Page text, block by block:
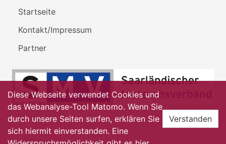
Startseite
Kontakt/Impressum
Partner
Diese Webseite verwendet Cookies und
das Webanalyse-Tool Matomo. Wenn Sie
durch unsere Seiten surfen, erklären Sie
sich hiermit einverstanden. Eine
Verstanden